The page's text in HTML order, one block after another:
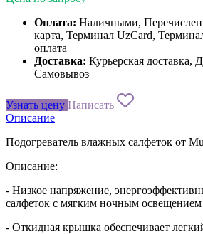
Оплата: Наличными,
карта, Терминал UzCard,
оплата
Доставка: Курьерская доставка,
Самовывоз
Узнать цену Написать
Описание
Подогреватель влажных салфеток от
Описание:
- Низкое напряжение,
салфеток с мягким ночным освещением
- Откидная крышка обеспечивает